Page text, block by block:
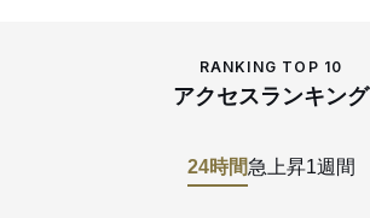
RANKING TOP 10
アクセスランキング
24時間急上昇1週間